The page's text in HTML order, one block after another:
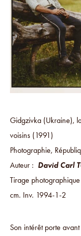
Gidgzivka (Ukraine),
voisins (1991)
Photographie,
Auteur : David Carl
Tirage
cm. Inv. 1994-1-2
Son intérêt porte